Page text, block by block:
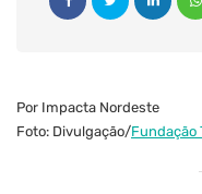
Por Impacta Nordeste
Foto: Divulgação/Fundação